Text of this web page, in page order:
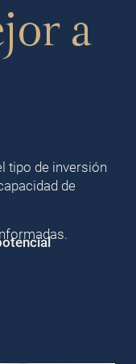
a
tipo de inversión
de